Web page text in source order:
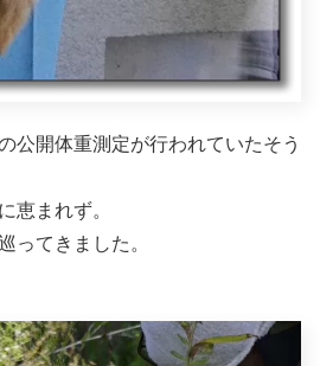
公開体重測定が行われていたそう
恵まれず。
ってきました。